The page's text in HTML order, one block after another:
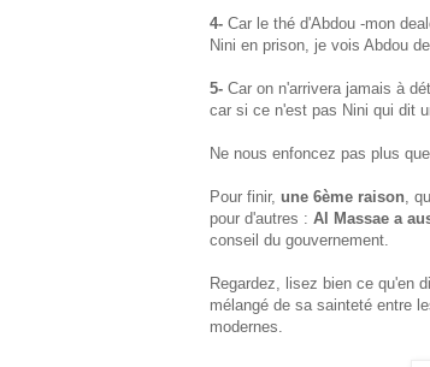
4- Car le thé d'Abdou -mon
Nini en prison, je vois Abdou
5- Car on n'arrivera jamais à
car si ce n'est pas Nini qui dit
Ne nous enfoncez pas plus
Pour finir, une 6ème raison,
pour d'autres : Al Massae a
conseil du gouvernement.
Regardez, lisez bien ce qu'en
mélangé de sa sainteté entre
modernes.